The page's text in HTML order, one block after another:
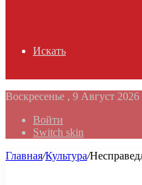
Искать
Воскресенье , 9 Август 2026
Войти
Switch skin
Главная/Культура/